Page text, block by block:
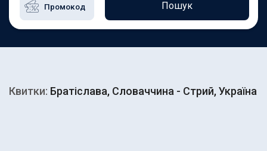
Пошук
Квитки: Братіслава, Словаччина - Стрий, Україна